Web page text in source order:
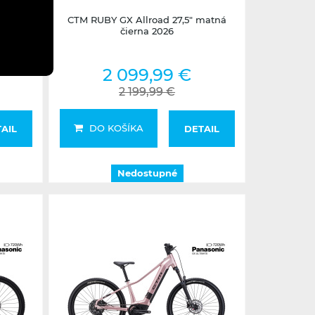
CTM RUBY GX Allroad 27,5" matná
čierna 2026
2 099,99 €
2 199,99 €
DO KOŠÍKA DETAIL
Nedostupné